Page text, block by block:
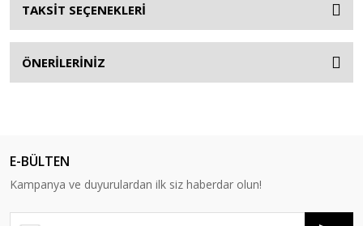
TAKSİT SEÇENEKLERİ
ÖNERİLERİNİZ
E-BÜLTEN
Kampanya ve duyurulardan ilk siz haberdar olun!